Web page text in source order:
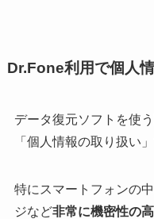
Dr.Fone利用で個人
データ復元ソフトを使
「個人情報の取り扱い」
特にスマートフォンの
ジなど非常に機密性の